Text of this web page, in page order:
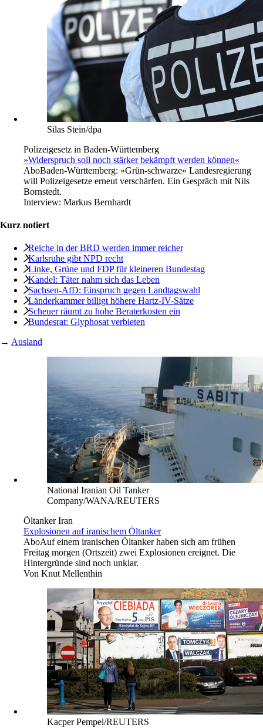
Silas Stein/dpa
Polizeigesetz in Baden-Württemberg
»Widerspruch soll noch stärker bekämpft werden können«
AboBaden-Württemberg: »Grün-schwarze« Landesregierung
will Polizeigesetze erneut verschärfen. Ein Gespräch mit Nils
Bornstedt.
Interview: Markus Bernhardt
Kurz notiert
Reiche in der BRD werden immer reicher
Karlsruhe gibt NPD recht
Linke, Grüne und FDP für kleineren Bundestag
Kandel: Täter nahm sich das Leben
Sachsen-AfD: Einspruch gegen Landtagswahl
Länderkammer billigt höhere Hartz-IV-Sätze
Scheuer räumt zu hohe Beraterkosten ein
Bundesrat: Glyphosat verbieten
→ Ausland
National Iranian Oil Tanker
Company/WANA/REUTERS
Öltanker Iran
Explosionen auf iranischem Öltanker
AboAuf einem iranischen Öltanker haben sich am frühen
Freitag morgen (Ortszeit) zwei Explosionen ereignet. Die
Hintergründe sind noch unklar.
Von Knut Mellenthin
Kacper Pempel/REUTERS